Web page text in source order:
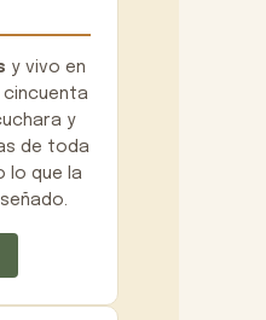
y vivo en
cincuenta
y
de toda
lo que la